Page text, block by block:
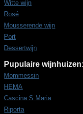
Witte wijn
Rosé
Mousserende wijn
Port
Dessertwijn
Pupulaire wijnhuizen:
Mommessin
HEMA
Cascina S.Maria
Riporta